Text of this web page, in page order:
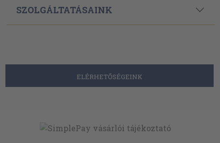
SZOLGÁLTATÁSAINK
ELÉRHETŐSÉGEINK